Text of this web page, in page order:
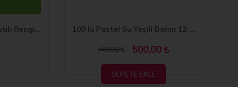
100 lü Balon Pastel Siyah Rengi 10 inç 100 lü Pastel Su Yeşili Balon 12 inç
740,00 500,00
SEPETE EKLE